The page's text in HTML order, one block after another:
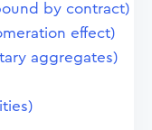
by contract)
effect)
aggregates)